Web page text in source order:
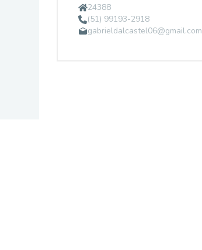
24388
(51) 99193-2918
gabrieldalcastel06@gmail.com